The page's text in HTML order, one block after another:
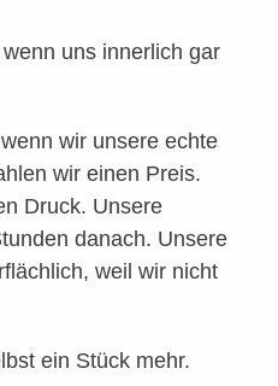
uns innerlich gar
wir unsere echte
wir einen Preis.
Druck. Unsere
danach. Unsere
weil wir nicht
ein Stück mehr.